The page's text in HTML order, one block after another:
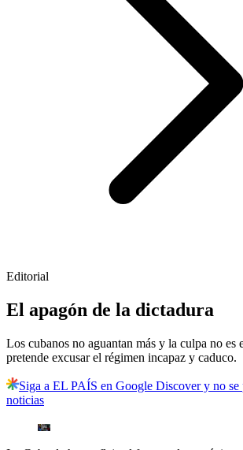
Editorial
El apagón de la dictadura
Los cubanos no aguantan más y la culpa no es
pretende excusar el régimen incapaz y caduco.
Siga a EL PAÍS en Google Discover y no se
noticias